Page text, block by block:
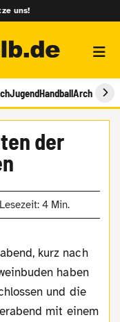
uns!
JugendHandballArchiv
der
Lesezeit: 4 Min.
kurz nach
haben
und die
mit einem